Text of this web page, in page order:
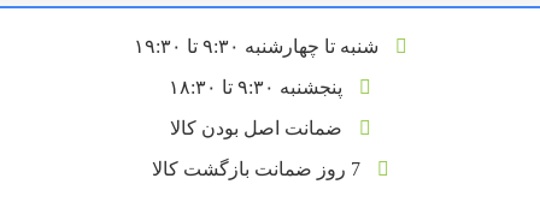
شنبه تا چهارشنبه ۹:۳۰ تا ۱۹:۳۰
پنجشنبه ۹:۳۰ تا ۱۸:۳۰
ضمانت اصل بودن کالا
7 روز ضمانت بازگشت کالا